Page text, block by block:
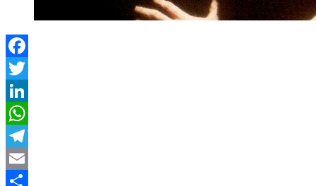
Facebook
Twitter
LinkedIn
WhatsApp
Telegram
Email